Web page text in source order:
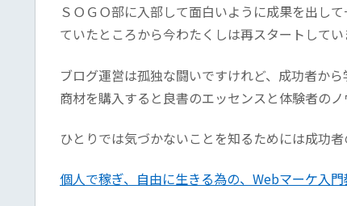
ＳＯＧＯ部に入部して面白いように成果を出し
ていたところから今わたくしは再スタートしてい
ブログ運営は孤独な闘いですけれど、成功者か
商材を購入すると良書のエッセンスと体験者の
ひとりでは気づかないことを知るためには成功
個人で稼ぎ、自由に生きる為の、Webマーケ入門